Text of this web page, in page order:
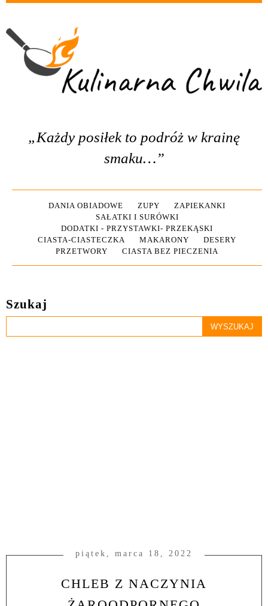
„Każdy posiłek to podróż w krainę
smaku…”
DANIA OBIADOWE ZUPY
ZAPIEKANKI
SAŁATKI I SURÓWKI
DODATKI - PRZYSTAWKI- PRZEKĄSKI
CIASTA-CIASTECZKA
MAKARONY
DESERY
PRZETWORY
CIASTA BEZ PIECZENIA
Szukaj
piątek, marca 18, 2022
CHLEB Z NACZYNIA